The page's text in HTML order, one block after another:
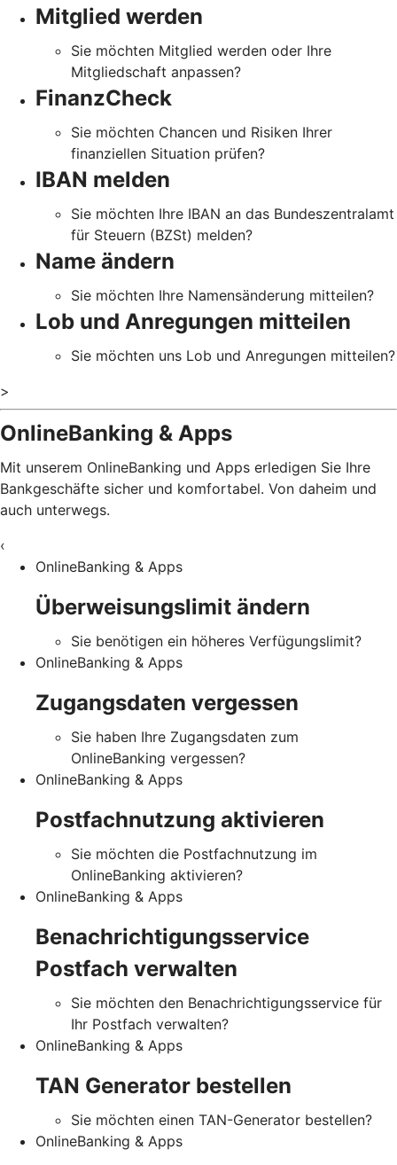
Mitglied werden
Sie möchten Mitglied werden oder Ihre
Mitgliedschaft anpassen?
FinanzCheck
Sie möchten Chancen und Risiken Ihrer
finanziellen Situation prüfen?
IBAN melden
Sie möchten Ihre IBAN an das Bundeszentralamt
für Steuern (BZSt) melden?
Name ändern
Sie möchten Ihre Namensänderung mitteilen?
Lob und Anregungen mitteilen
Sie möchten uns Lob und Anregungen mitteilen?
>
OnlineBanking & Apps
Mit unserem OnlineBanking und Apps erledigen Sie Ihre
Bankgeschäfte sicher und komfortabel. Von daheim und
auch unterwegs.
‹
OnlineBanking & Apps
Überweisungslimit ändern
Sie benötigen ein höheres Verfügungslimit?
OnlineBanking & Apps
Zugangsdaten vergessen
Sie haben Ihre Zugangsdaten zum
OnlineBanking vergessen?
OnlineBanking & Apps
Postfachnutzung aktivieren
Sie möchten die Postfachnutzung im
OnlineBanking aktivieren?
OnlineBanking & Apps
Benachrichtigungsservice
Postfach verwalten
Sie möchten den Benachrichtigungsservice für
Ihr Postfach verwalten?
OnlineBanking & Apps
TAN Generator bestellen
Sie möchten einen TAN-Generator bestellen?
OnlineBanking & Apps